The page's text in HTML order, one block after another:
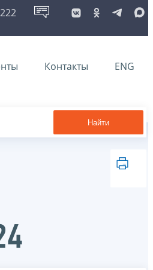
Контакты ENG
Найти